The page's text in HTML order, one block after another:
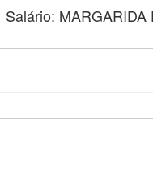
Salário: